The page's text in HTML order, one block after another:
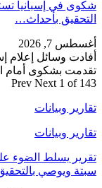
شكوى في إسبانيا
التحقيق بأحداث…
أغسطس 7, 2026
تقدمت بشكوى أمام
Prev Next 1 of 143
تقارير وبيانات
تقارير وبيانات
تقرير يسلط الضوء
سبتة ويوصي